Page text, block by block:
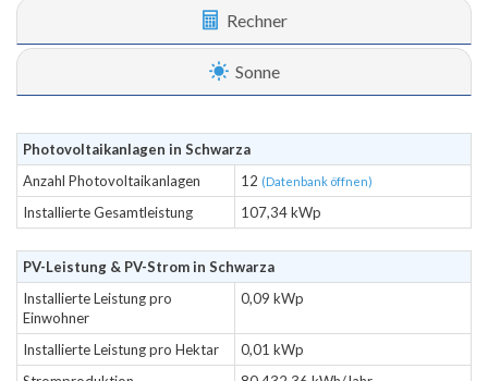
Rechner
Sonne
Photovoltaikanlagen in Schwarza
Anzahl Photovoltaikanlagen
12 (Datenbank öffnen)
Installierte Gesamtleistung 107,34 kWp
PV-Leistung & PV-Strom in Schwarza
Installierte Leistung pro
Einwohner
0,09 kWp
Installierte Leistung pro Hektar
0,01 kWp